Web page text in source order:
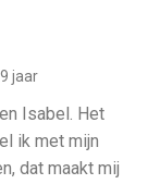
jaar
Isabel. Het
ik met mijn
dat maakt mij